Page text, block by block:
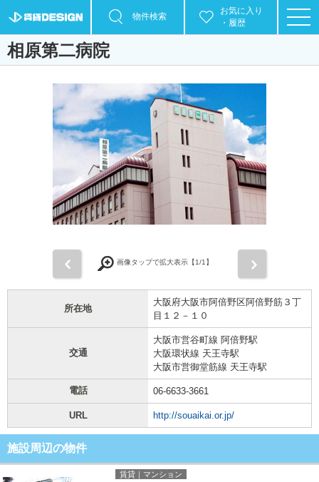
物件検索
お気に入り
・履歴
相原第二病院
画像タップで拡大表示【1/1】
所在地
大阪府大阪市阿倍野区阿倍野筋３丁
目１２－１０
交通
大阪市営谷町線 阿倍野駅
大阪環状線 天王寺駅
大阪市営御堂筋線 天王寺駅
電話 06-6633-3661
URL http://souaikai.or.jp/
施設周辺の物件
賃貸｜マンション